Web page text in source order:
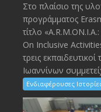
Στο πλαίσιο της
προγράμματος
τίτλο
On Inclusive
τρεις
Ιωαννίνων
Ενδιαφέρουσες